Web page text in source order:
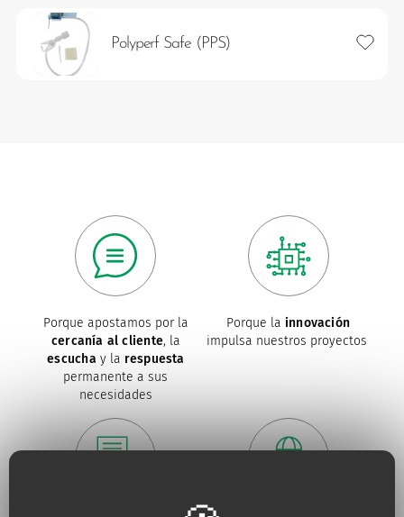
Polyperf Safe (PPS) Añadir
Porque apostamos por la
cercanía al cliente, la
escucha y la respuesta
permanente a sus
necesidades
Porque la innovación
impulsa nuestros proyectos